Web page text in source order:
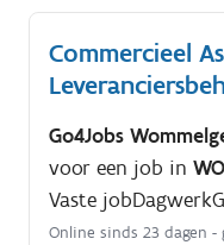
Commercieel
Go4Jobs
voor een job in
Vaste jobDagwerk
Online sinds 23 dagen -